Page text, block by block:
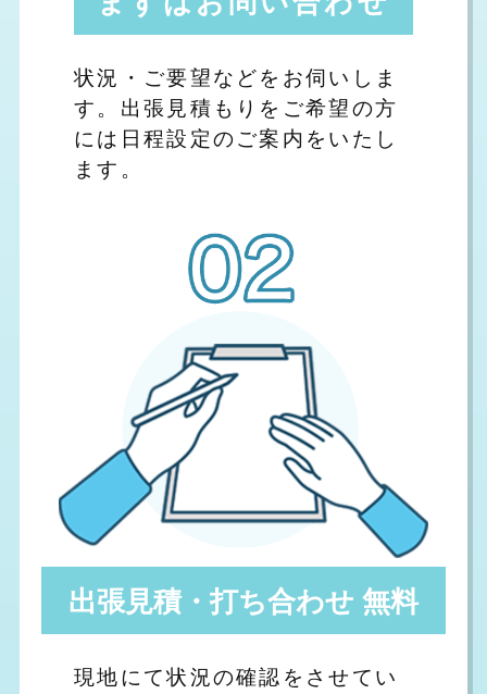
状況・ご要望などをお伺いしま
す。出張見積もりをご希望の方
には日程設定のご案内をいたし
ます。
出張見積・打ち合わせ 無料
現地にて状況の確認をさせてい